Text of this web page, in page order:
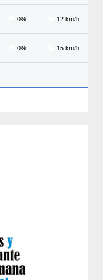
0% 12 km/h
0% 15 km/h